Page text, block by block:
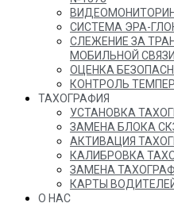
СИСТЕМА ЭРА-
СЛЕЖЕНИЕ ЗА
МОБИЛЬНОЙ СВЯЗИ
ОЦЕНКА
КОНТРОЛЬ
ТАХОГРАФИЯ
УСТАНОВКА
ЗАМЕНА БЛОКА
АКТИВАЦИЯ
КАЛИБРОВКА
ЗАМЕНА
КАРТЫ
О НАС